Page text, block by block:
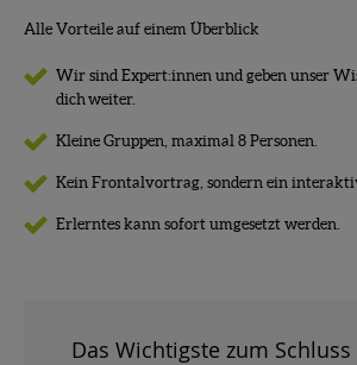
Alle Vorteile auf einem Überblick
Wir sind Expert:innen und geben unser
dich weiter.
Kleine Gruppen, maximal 8 Personen.
Kein Frontalvortrag, sondern ein
Erlerntes kann sofort umgesetzt werden.
Das Wichtigste zum Schluss